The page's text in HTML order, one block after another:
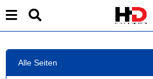
Alle Seiten